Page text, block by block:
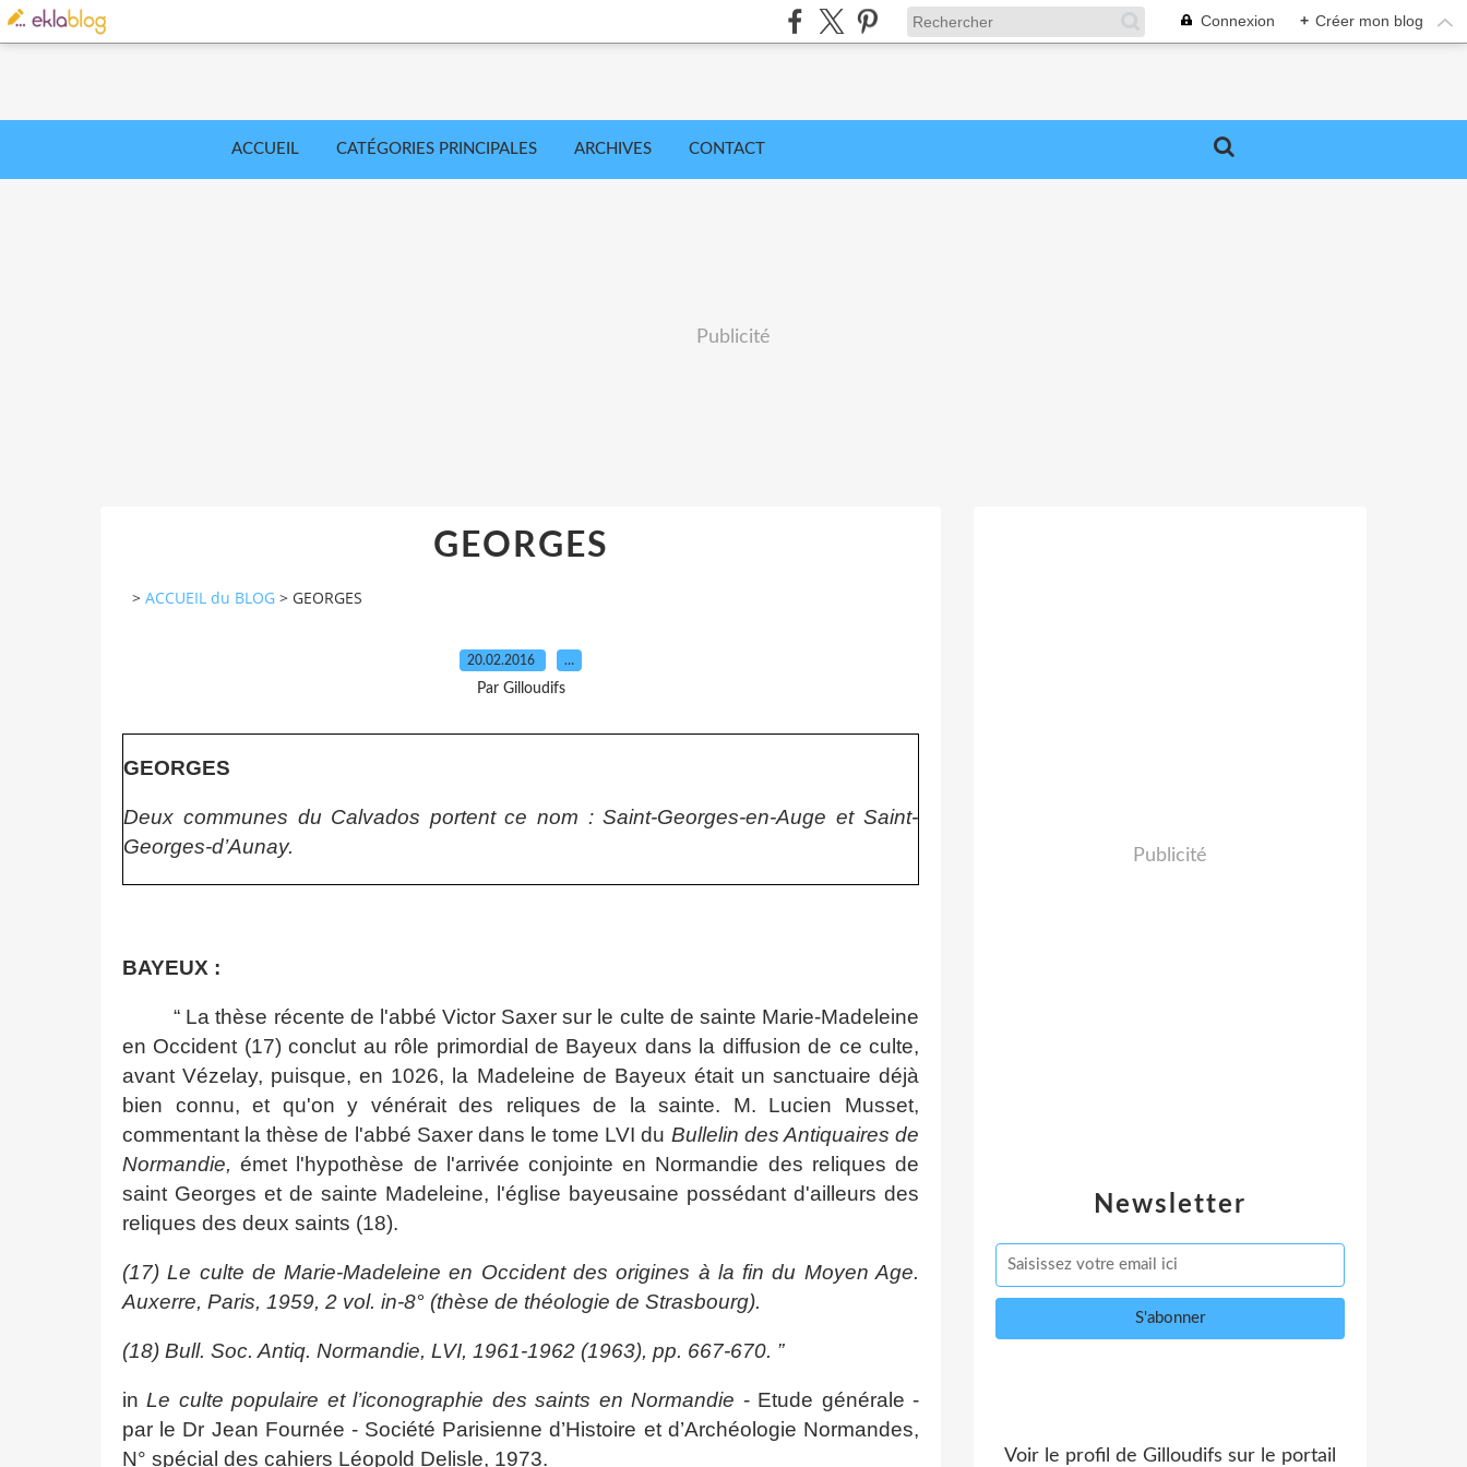
Connexion + Créer mon blog
ACCUEIL CATÉGORIES PRINCIPALES ARCHIVES CONTACT
Publicité
GEORGES
> ACCUEIL du BLOG > GEORGES
20.02.2016 …
Par Gilloudifs
GEORGES
Deux communes du Calvados portent ce nom : Saint-Georges-en-Auge et Saint-
Georges-d’Aunay.
BAYEUX :
“ La thèse récente de l'abbé Victor Saxer sur le culte de sainte Marie-Madeleine
en Occident (17) conclut au rôle primordial de Bayeux dans la diffusion de ce culte,
avant Vézelay, puisque, en 1026, la Madeleine de Bayeux était un sanctuaire déjà
bien connu, et qu'on y vénérait des reliques de la sainte. M. Lucien Musset,
commentant la thèse de l'abbé Saxer dans le tome LVI du Bullelin des Antiquaires de
Normandie,émet l'hypothèse de l'arrivée conjointe en Normandie des reliques de
saint Georges et de sainte Madeleine, l'église bayeusaine possédant d'ailleurs des
reliques des deux saints (18).
(17) Le culte de Marie-Madeleine en Occident des origines à la fin du Moyen Age.
Auxerre, Paris, 1959, 2 vol. in-8° (thèse de théologie de Strasbourg).
(18) Bull. Soc. Antiq. Normandie, LVI, 1961-1962 (1963), pp. 667-670. ”
inLe culte populaire et l’iconographie des saints en Normandie - Etude générale -
par le Dr Jean Fournée - Société Parisienne d’Histoire et d’Archéologie Normandes,
N° spécial des cahiers Léopold Delisle, 1973.
Newsletter
Publicité
Voir le profil de Gilloudifs sur le portail